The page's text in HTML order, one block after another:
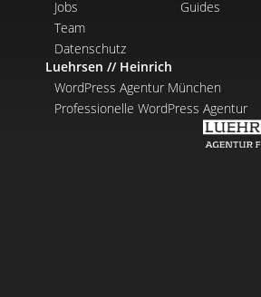
Jobs
Team
Datenschutz
Guides
Luehrsen // Heinrich
WordPress Agentur München
Professionelle WordPress Agentur